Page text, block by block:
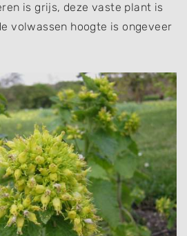
is grijs, deze vaste plant is
volwassen hoogte is ongeveer